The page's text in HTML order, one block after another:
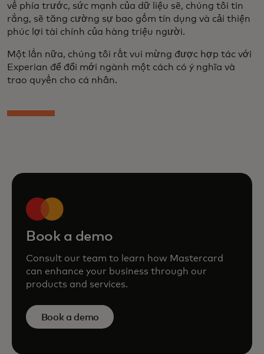
về phía trước, sức mạnh của dữ liệu sẽ, chúng tôi tin
rằng, sẽ tăng cường sự bao gồm tín dụng và cải thiện
phúc lợi tài chính của hàng triệu người.
Một lần nữa, chúng tôi rất vui mừng được hợp tác với
Experian để đổi mới ngành một cách có ý nghĩa và
trao quyền cho cá nhân.
Book a demo
Consult our team to learn how Mastercard
can enhance your business through our
products and services.
Book a demo